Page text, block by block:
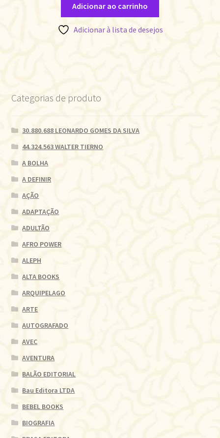
Adicionar ao carrinho
Adicionar à lista de desejos
Categorias de produto
30.880.688 LEONARDO GOMES DA SILVA
44.324.563 WALTER TIERNO
A BOLHA
A DEFINIR
AÇÃO
ADAPTAÇÃO
ADULTÃO
AFRO POWER
ALEPH
ALTA BOOKS
ARQUIPELAGO
ARTE
AUTOGRAFADO
AVEC
AVENTURA
BALÃO EDITORIAL
Bau Editora LTDA
BEBEL BOOKS
BIOGRAFIA